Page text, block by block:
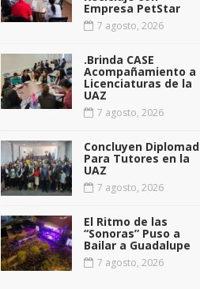
Empresa PetStar
7 agosto, 2026
.Brinda CASE
Acompañamiento a
Licenciaturas de la
UAZ
7 agosto, 2026
Concluyen
Para Tutores en la
UAZ
7 agosto, 2026
El Ritmo de las
“Sonoras” Puso a
Bailar a Guadalupe
7 agosto, 2026